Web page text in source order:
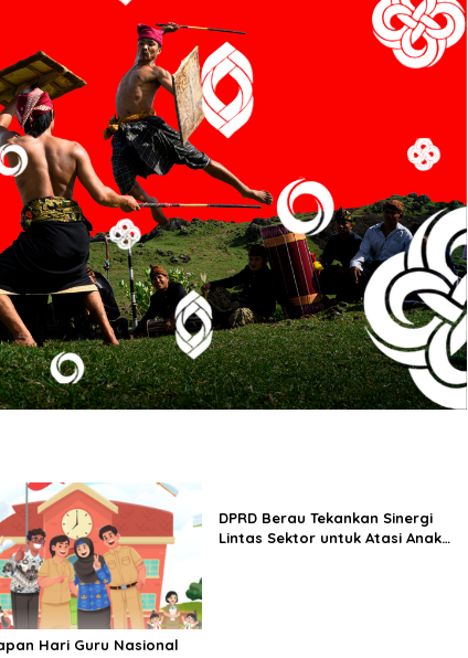
Hari Guru Nasional
DPRD Berau Tekankan Sinergi
Lintas Sektor untuk Atasi Anak